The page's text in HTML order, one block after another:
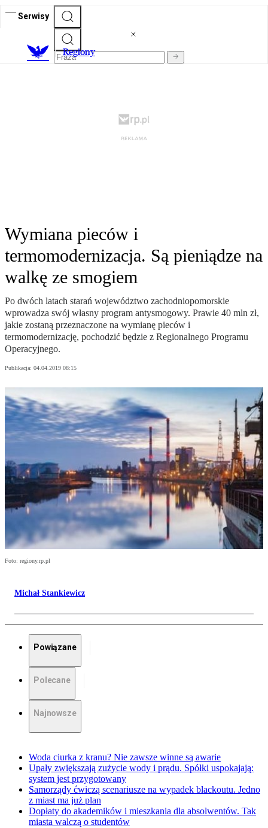
Serwisy
Regiony
Wymiana pieców i
termomodernizacja. Są pieniądze na
walkę ze smogiem
Po dwóch latach starań województwo zachodniopomorskie
wprowadza swój własny program antysmogowy. Prawie 40 mln zł,
jakie zostaną przeznaczone na wymianę pieców i
termomodernizację, pochodzić będzie z Regionalnego Programu
Operacyjnego.
Publikacja: 04.04.2019 08:15
Foto: regiony.rp.pl
Michał Stankiewicz
Powiązane
Polecane
Najnowsze
Woda ciurka z kranu? Nie zawsze winne są awarie
Upały zwiększają zużycie wody i prądu. Spółki uspokajają:
system jest przygotowany
Samorządy ćwiczą scenariusze na wypadek blackoutu. Jedno
z miast ma już plan
Dopłaty do akademików i mieszkania dla absolwentów. Tak
miasta walczą o studentów